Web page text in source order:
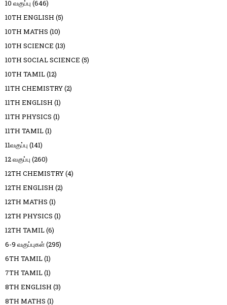
10 வகுப்பு (646)
10TH ENGLISH (5)
10TH MATHS (10)
10TH SCIENCE (13)
10TH SOCIAL SCIENCE (5)
10TH TAMIL(12)
11TH CHEMISTRY(2)
11TH ENGLISH (1)
11TH PHYSICS (1)
11TH TAMIL(1)
11வகுப்பு (141)
12 வகுப்பு (260)
12TH CHEMISTRY(4)
12TH ENGLISH (2)
12TH MATHS (1)
12TH PHYSICS (1)
12TH TAMIL(6)
6-9 வகுப்புகள்(295)
6TH TAMIL(1)
7TH TAMIL(1)
8TH ENGLISH (3)
8TH MATHS (1)